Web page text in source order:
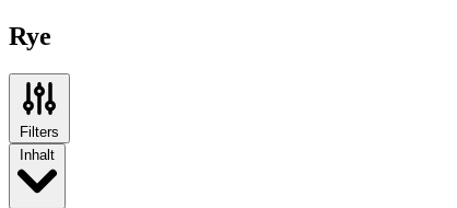
Rye
Filters
Inhalt